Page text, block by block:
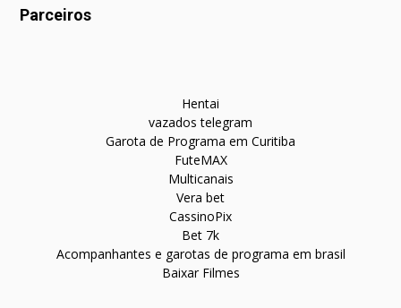
Parceiros
Hentai
vazados telegram
Garota de Programa em Curitiba
FuteMAX
Multicanais
Vera bet
CassinoPix
Bet 7k
Acompanhantes e garotas de programa em brasil
Baixar Filmes